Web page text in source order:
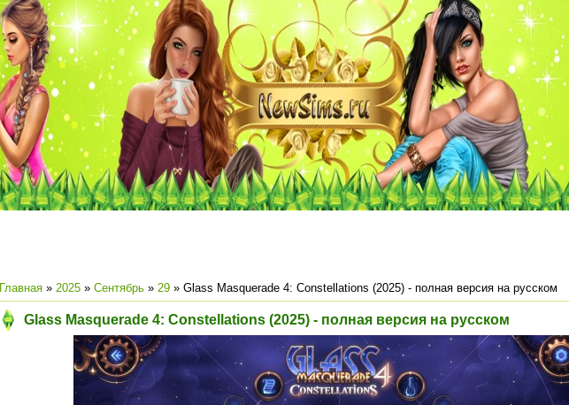
Главная » 2025 » Сентябрь » 29 » Glass Masquerade 4: Constellations (2025) - полная версия на русском
Glass Masquerade 4: Constellations (2025) - полная версия на русском